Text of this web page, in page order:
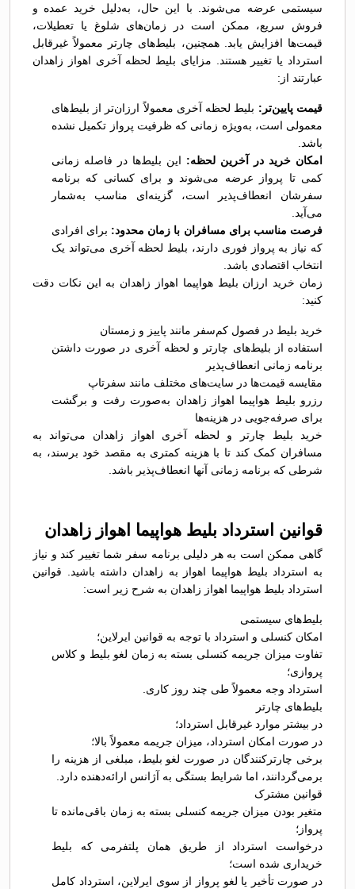
سیستمی عرضه می‌شوند. با این حال، به‌دلیل خرید عمده و
فروش سریع، ممکن است در زمان‌های شلوغ یا تعطیلات،
قیمت‌ها افزایش یابد. همچنین، بلیط‌های چارتر معمولاً غیرقابل
استرداد یا تغییر هستند. مزایای بلیط لحظه آخری اهواز زاهدان
عبارتند از:
قیمت پایین‌تر: بلیط لحظه آخری معمولاً ارزان‌تر از بلیط‌های
معمولی است، به‌ویژه زمانی که ظرفیت پرواز تکمیل نشده
باشد.
امکان خرید در آخرین لحظه: این بلیط‌ها در فاصله زمانی
کمی تا پرواز عرضه می‌شوند و برای کسانی که برنامه
سفرشان انعطاف‌پذیر است، گزینه‌ای مناسب به‌شمار
می‌آید.
فرصت مناسب برای مسافران با زمان محدود: برای افرادی
که نیاز به پرواز فوری دارند، بلیط لحظه آخری می‌تواند یک
انتخاب اقتصادی باشد.
زمان خرید ارزان بلیط هواپیما اهواز زاهدان به این نکات دقت
کنید:
خرید بلیط در فصول کم‌سفر مانند پاییز و زمستان
استفاده از بلیط‌های چارتر و لحظه آخری در صورت داشتن
برنامه زمانی انعطاف‌پذیر
مقایسه قیمت‌ها در سایت‌های مختلف مانند سفرتاپ
رزرو بلیط هواپیما اهواز زاهدان به‌صورت رفت و برگشت
برای صرفه‌جویی در هزینه‌ها
خرید بلیط چارتر و لحظه آخری اهواز زاهدان می‌تواند به
مسافران کمک کند تا با هزینه کمتری به مقصد خود برسند، به
شرطی که برنامه زمانی آنها انعطاف‌پذیر باشد.
قوانین استرداد بلیط هواپیما اهواز زاهدان
گاهی ممکن است به هر دلیلی برنامه سفر شما تغییر کند و نیاز
به استرداد بلیط هواپیما اهواز به زاهدان داشته باشید. قوانین
استرداد بلیط هواپیما اهواز زاهدان به شرح زیر است:
بلیط‌های سیستمی
امکان کنسلی و استرداد با توجه به قوانین ایرلاین؛
تفاوت میزان جریمه کنسلی بسته به زمان لغو بلیط و کلاس
پروازی؛
استرداد وجه معمولاً طی چند روز کاری.
بلیط‌های چارتر
در بیشتر موارد غیرقابل استرداد؛
در صورت امکان استرداد، میزان جریمه معمولاً بالا؛
برخی چارترکنندگان در صورت لغو بلیط، مبلغی از هزینه را
برمی‌گردانند، اما شرایط بستگی به آژانس ارائه‌دهنده دارد.
قوانین مشترک
متغیر بودن میزان جریمه کنسلی بسته به زمان باقی‌مانده تا
پرواز؛
درخواست استرداد از طریق همان پلتفرمی که بلیط
خریداری شده است؛
در صورت تأخیر یا لغو پرواز از سوی ایرلاین، استرداد کامل